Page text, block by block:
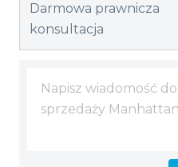
Darmowa prawnicza
konsultacja